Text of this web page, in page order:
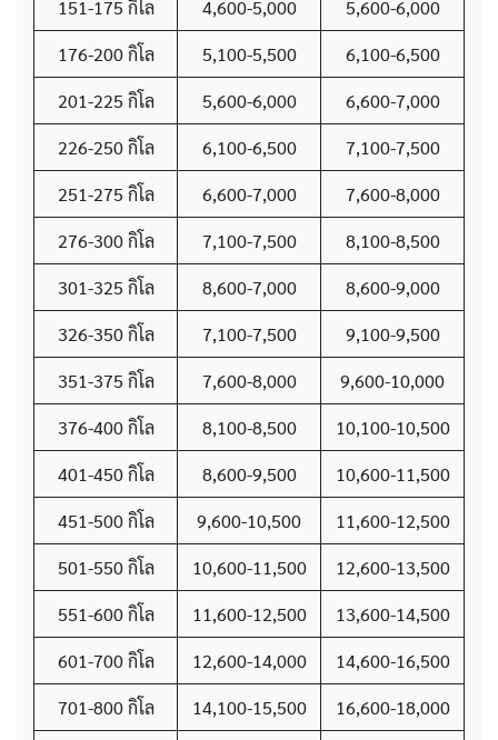
151-175 กิโล 4,600-5,000
5,600-6,000
176-200 กิโล
5,100-5,500
6,100-6,500
201-225 กิโล
5,600-6,000
6,600-7,000
226-250 กิโล
6,100-6,500
7,100-7,500
251-275 กิโล
6,600-7,000
7,600-8,000
276-300 กิโล
7,100-7,500
8,100-8,500
301-325 กิโล
8,600-7,000
8,600-9,000
326-350 กิโล
7,100-7,500
9,100-9,500
351-375 กิโล
7,600-8,000
9,600-10,000
376-400 กิโล
8,100-8,500
10,100-10,500
401-450 กิโล
8,600-9,500
10,600-11,500
451-500 กิโล
9,600-10,500
11,600-12,500
501-550 กิโล
10,600-11,500
12,600-13,500
551-600 กิโล
11,600-12,500
13,600-14,500
601-700 กิโล
12,600-14,000
14,600-16,500
701-800 กิโล
14,100-15,500
16,600-18,000